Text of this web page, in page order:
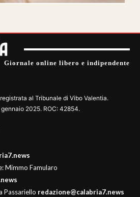
Giornale online libero e indipendente
al Tribunale di Vibo Valentia.
2025. ROC: 42854.
Mimmo Famularo
Passariello redazione@calabria7.news